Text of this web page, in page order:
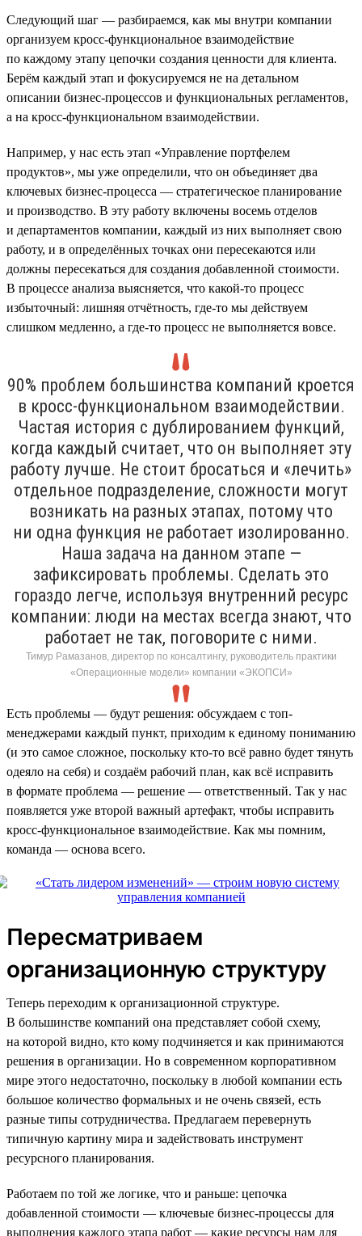
Следующий шаг — разбираемся, как мы внутри компании
организуем кросс-функциональное взаимодействие
по каждому этапу цепочки создания ценности для клиента.
Берём каждый этап и фокусируемся не на детальном
описании бизнес-процессов и функциональных регламентов,
а на кросс-функциональном взаимодействии.
Например, у нас есть этап «Управление портфелем
продуктов», мы уже определили, что он объединяет два
ключевых бизнес-процесса — стратегическое планирование
и производство. В эту работу включены восемь отделов
и департаментов компании, каждый из них выполняет свою
работу, и в определённых точках они пересекаются или
должны пересекаться для создания добавленной стоимости.
В процессе анализа выясняется, что какой-то процесс
избыточный: лишняя отчётность, где-то мы действуем
слишком медленно, а где-то процесс не выполняется вовсе.
90% проблем большинства компаний кроется
в кросс-функциональном взаимодействии.
Частая история с дублированием функций,
когда каждый считает, что он выполняет эту
работу лучше. Не стоит бросаться и «лечить»
отдельное подразделение, сложности могут
возникать на разных этапах, потому что
ни одна функция не работает изолированно.
Наша задача на данном этапе —
зафиксировать проблемы. Сделать это
гораздо легче, используя внутренний ресурс
компании: люди на местах всегда знают, что
работает не так, поговорите с ними.
Тимур Рамазанов, директор по консалтингу, руководитель практики
«Операционные модели» компании «ЭКОПСИ»
Есть проблемы — будут решения: обсуждаем с топ-
менеджерами каждый пункт, приходим к единому пониманию
(и это самое сложное, поскольку кто-то всё равно будет тянуть
одеяло на себя) и создаём рабочий план, как всё исправить
в формате проблема — решение — ответственный. Так у нас
появляется уже второй важный артефакт, чтобы исправить
кросс-функциональное взаимодействие. Как мы помним,
команда — основа всего.
Пересматриваем
организационную структуру
Теперь переходим к организационной структуре.
В большинстве компаний она представляет собой схему,
на которой видно, кто кому подчиняется и как принимаются
решения в организации. Но в современном корпоративном
мире этого недостаточно, поскольку в любой компании есть
большое количество формальных и не очень связей, есть
разные типы сотрудничества. Предлагаем перевернуть
типичную картину мира и задействовать инструмент
ресурсного планирования.
Работаем по той же логике, что и раньше: цепочка
добавленной стоимости — ключевые бизнес-процессы для
выполнения каждого этапа работ — какие ресурсы нам для